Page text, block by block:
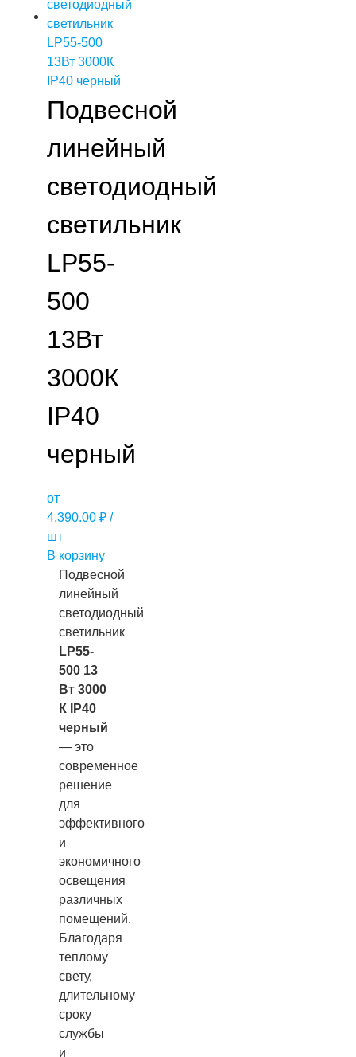
Подвесной
линейный
светодиодный
светильник
LP55-
500
13Вт
3000К
IP40
черный
от
4,390.00 ₽ /
шт
В корзину
Подвесной
линейный
светодиодный
светильник
LP55-
500 13
Вт 3000
К IP40
черный
— это
современное
решение
для
эффективного
и
экономичного
освещения
различных
помещений.
Благодаря
теплому
свету,
длительному
сроку
службы
и